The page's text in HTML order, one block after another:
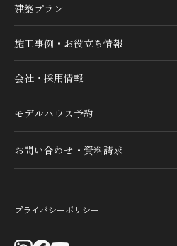
建築プラン
施工事例・お役立ち情報
会社・採用情報
モデルハウス予約
お問い合わせ・資料請求
プライバシーポリシー